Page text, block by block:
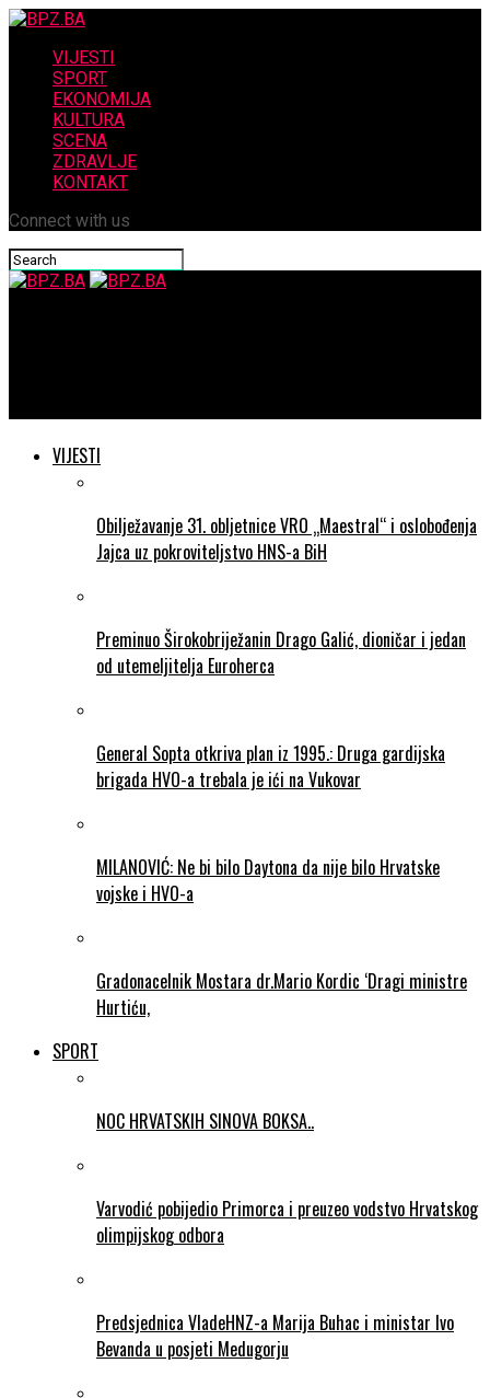
VIJESTI
SPORT
EKONOMIJA
KULTURA
SCENA
ZDRAVLJE
KONTAKT
Connect with us
VIJESTI
Obilježavanje 31. obljetnice VRO „Maestral“ i oslobođenja
Jajca uz pokroviteljstvo HNS-a BiH
Preminuo Širokobriježanin Drago Galić, dioničar i jedan
od utemeljitelja Euroherca
General Sopta otkriva plan iz 1995.: Druga gardijska
brigada HVO-a trebala je ići na Vukovar
MILANOVIĆ: Ne bi bilo Daytona da nije bilo Hrvatske
vojske i HVO-a
Gradonacelnik Mostara dr.Mario Kordic ‘Dragi ministre
Hurtiću,
SPORT
NOC HRVATSKIH SINOVA BOKSA..
Varvodić pobijedio Primorca i preuzeo vodstvo Hrvatskog
olimpijskog odbora
Predsjednica VladeHNZ-a Marija Buhac i ministar Ivo
Bevanda u posjeti Medugorju